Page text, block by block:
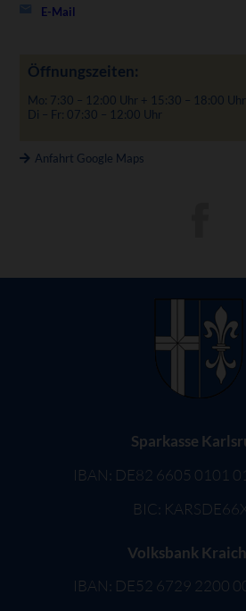
E-Mail
Öffnungszeiten:
Mo: 7:30 – 12:00 Uhr + 15:30 – 18:00 Uhr
Di – Fr: 07:30 – 12:00 Uhr
Anfahrt Google Maps
Sparkasse
IBAN: DE82 6605 0101
BIC:
Volksbank
IBAN: DE52 6729 2200